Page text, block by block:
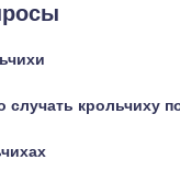
случать крольчиху